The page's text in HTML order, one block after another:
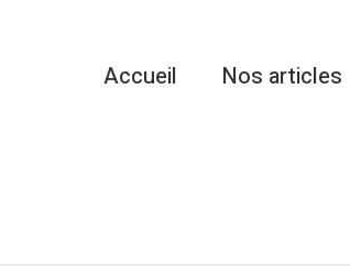
Accueil Nos articles